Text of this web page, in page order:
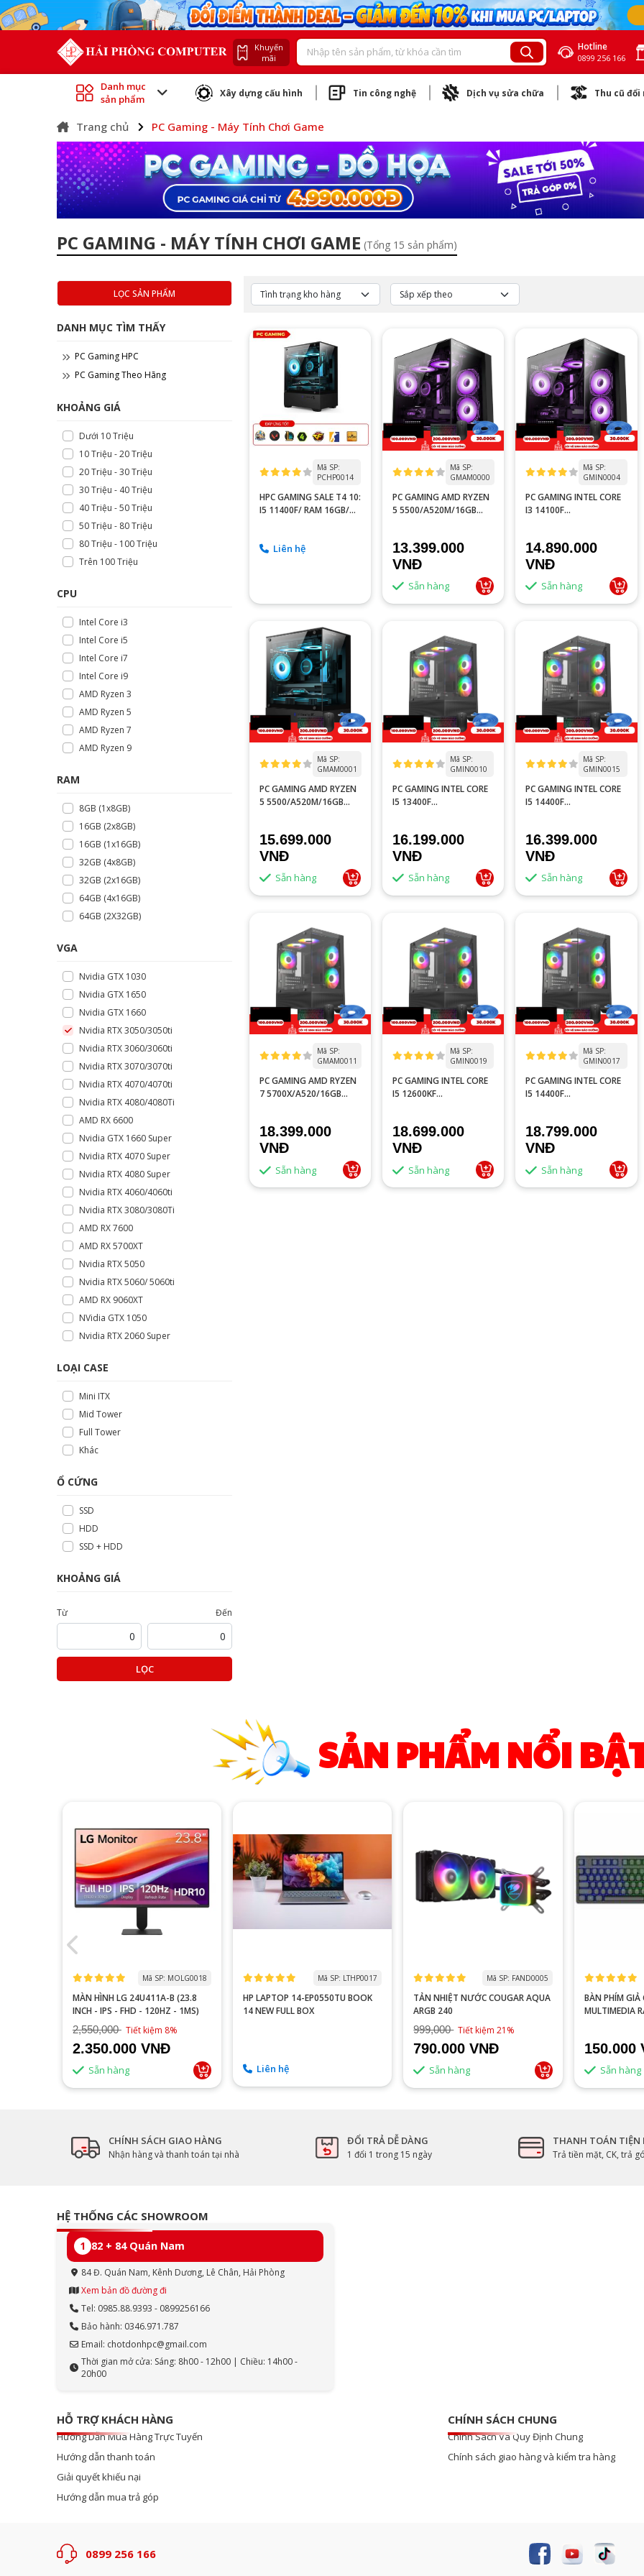
Khuyến
mãi
Hotline
0899 256 166
Danh mục
sản phẩm
Xây dựng cấu hình Tin công nghệ Dịch vụ sửa chữa Thu cũ đổi
Trang chủ PC Gaming - Máy Tính Chơi Game
PC GAMING - MÁY TÍNH CHƠI GAME (Tổng 15 sản phẩm)
LỌC SẢN PHẨM
DANH MỤC TÌM THẤY
PC Gaming HPC
PC Gaming Theo Hãng
KHOẢNG GIÁ
Dưới 10 Triệu
10 Triệu - 20 Triệu
20 Triệu - 30 Triệu
30 Triệu - 40 Triệu
40 Triệu - 50 Triệu
50 Triệu - 80 Triệu
80 Triệu - 100 Triệu
Trên 100 Triệu
CPU
Intel Core i3
Intel Core i5
Intel Core i7
Intel Core i9
AMD Ryzen 3
AMD Ryzen 5
AMD Ryzen 7
AMD Ryzen 9
RAM
8GB (1x8GB)
16GB (2x8GB)
16GB (1x16GB)
32GB (4x8GB)
32GB (2x16GB)
64GB (4x16GB)
64GB (2X32GB)
VGA
Nvidia GTX 1030
Nvidia GTX 1650
Nvidia GTX 1660
Nvidia RTX 3050/3050ti
Nvidia RTX 3060/3060ti
Nvidia RTX 3070/3070ti
Nvidia RTX 4070/4070ti
Nvidia RTX 4080/4080Ti
AMD RX 6600
Nvidia GTX 1660 Super
Nvidia RTX 4070 Super
Nvidia RTX 4080 Super
Nvidia RTX 4060/4060ti
Nvidia RTX 3080/3080Ti
AMD RX 7600
AMD RX 5700XT
Nvidia RTX 5050
Nvidia RTX 5060/ 5060ti
AMD RX 9060XT
NVidia GTX 1050
Nvidia RTX 2060 Super
LOẠI CASE
Mini ITX
Mid Tower
Full Tower
Khác
Ổ CỨNG
SSD
HDD
SSD + HDD
KHOẢNG GIÁ
Từ Đến
LỌC
Mã SP:
PCHP0014
HPC GAMING SALE T4 10:
I5 11400F/ RAM 16GB/
Liên hệ
Mã SP:
GMAM0000
PC GAMING AMD RYZEN
5 5500/A520M/16GB
13.399.000
VNĐ
Sẵn hàng
Mã SP:
GMIN0004
PC GAMING INTEL CORE
I3 14100F
14.890.000
VNĐ
Sẵn hàng
Mã SP:
GMAM0001
PC GAMING AMD RYZEN
5 5500/A520M/16GB
15.699.000
VNĐ
Sẵn hàng
Mã SP:
GMIN0010
PC GAMING INTEL CORE
I5 13400F
6GB/RTX 3050 6GB
16.199.000
VNĐ
Sẵn hàng
Mã SP:
GMIN0015
PC GAMING INTEL CORE
I5 14400F
6GB/RTX 3050 6GB
16.399.000
VNĐ
Sẵn hàng
Mã SP:
GMAM0011
PC GAMING AMD RYZEN
7 5700X/A520/16GB
18.399.000
VNĐ
Sẵn hàng
Mã SP:
GMIN0019
PC GAMING INTEL CORE
I5 12600KF
1660S 6GB
18.699.000
VNĐ
Sẵn hàng
Mã SP:
GMIN0017
PC GAMING INTEL CORE
I5 14400F
2060 SUPER 8GB
18.799.000
VNĐ
Sẵn hàng
SẢN PHẨM NỔI
Mã SP: MOLG0018
MÀN HÌNH LG 24U411A-B (23.8
INCH - IPS - FHD - 120HZ - 1MS)
2,550,000 Tiết kiệm 8%
2.350.000 VNĐ
Sẵn hàng
Mã SP: LTHP0017
HP LAPTOP 14-EP0550TU BOOK
14 NEW FULL BOX
Liên hệ
Mã SP: FAND0005
TẢN NHIỆT NƯỚC COUGAR AQUA
ARGB 240
999,000 Tiết kiệm 21%
790.000 VNĐ
Sẵn hàng
BÀN PHÍM GIẢ CƠ
MULTIMEDIA
150.000
Sẵn hàng
CHÍNH SÁCH GIAO HÀNG
Nhận hàng và thanh toán tại nhà
ĐỔI TRẢ DỄ DÀNG
1 đổi 1 trong 15 ngày
THANH TOÁN TIỆN
Trả tiền mặt, CK, trả
HỆ THỐNG CÁC SHOWROOM
1 82 + 84 Quán Nam
84 Đ. Quán Nam, Kênh Dương, Lê Chân, Hải Phòng
Xem bản đồ đường đi
Tel: 0985.88.9393 - 0899256166
Bảo hành: 0346.971.787
Email: chotdonhpc@gmail.com
Thời gian mở cửa: Sáng: 8h00 - 12h00 | Chiều: 14h00 -
20h00
HỖ TRỢ KHÁCH HÀNG
Hướng Dẫn Mua Hàng Trực Tuyến
Hướng dẫn thanh toán
Giải quyết khiếu nại
Hướng dẫn mua trả góp
CHÍNH SÁCH CHUNG
Chính Sách Và Quy Định Chung
Chính sách giao hàng và kiểm tra hàng
0899 256 166